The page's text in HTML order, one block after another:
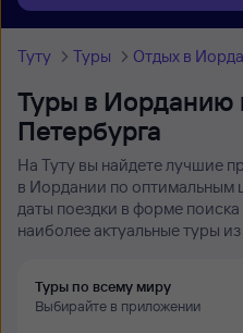
Туту Туры Отдых в
Туры в Иорданию
Петербурга
На Туту вы найдете лучшие
в Иордании по оптимальным
даты поездки в форме
наиболее актуальные туры
Туры по всему миру
Выбирайте в приложении